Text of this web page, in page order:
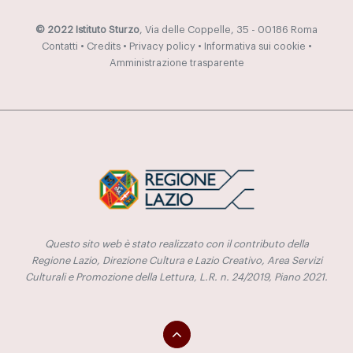
© 2022 Istituto Sturzo, Via delle Coppelle, 35 - 00186 Roma
Contatti • Credits• Privacy policy• Informativa sui cookie •
Amministrazione trasparente
Questo sito web è stato realizzato con il contributo della
Regione Lazio, Direzione Cultura e Lazio Creativo, Area Servizi
Culturali e Promozione della Lettura, L.R. n. 24/2019, Piano 2021.